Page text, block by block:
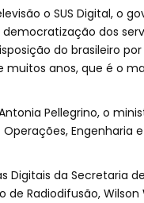
o SUS Digital, o
dos
do brasileiro
anos, que é o
Pellegrino, o
Engenharia
Digitais da Secretaria
de Radiodifusão, Wilson